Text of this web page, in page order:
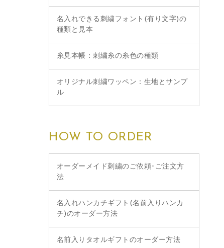
名入れできる刺繍フォント(有り文字)の
種類と見本
糸見本帳：刺繍糸の糸色の種類
オリジナル刺繍ワッペン：生地とサンプ
ル
HOW TO ORDER
オーダーメイド刺繍のご依頼･ご注文方
法
名入れハンカチギフト(名前入りハンカ
チ)のオーダー方法
名前入りタオルギフトのオーダー方法